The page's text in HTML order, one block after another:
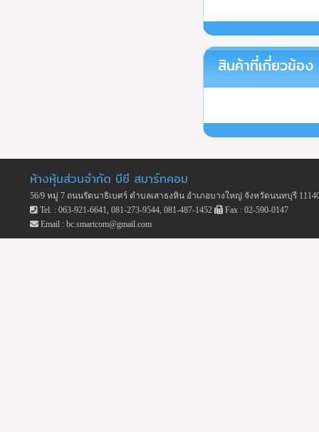
สินค้าที่เกี่ยวข้อง
ห้างหุ้นส่วนจำกัด บีซี สมาร์ทคอม
56/9 หมู่ 7 ถนนรัตนาธิเบศร์ ตำบลเสาธงหิน อำเภอบางใหญ่ จังหวัดนนทบุรี
Tel. : 063-921-6641, 081-273-9544, 081-487-1452
Fax : 02-590-0147
Email : bc.smartcom@gmail.com